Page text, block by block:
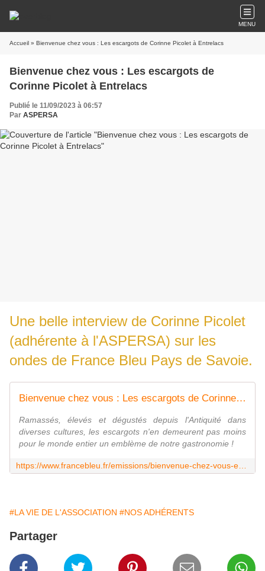
MENU
Accueil » Bienvenue chez vous : Les escargots de Corinne Picolet à Entrelacs
Bienvenue chez vous : Les escargots de
Corinne Picolet à Entrelacs
Publié le 11/09/2023 à 06:57
Par ASPERSA
Une belle interview de Corinne Picolet
(adhérente à l'ASPERSA) sur les
ondes de France Bleu Pays de Savoie.
Bienvenue chez vous : Les escargots de Corinne Picolet à Entrelacs
Ramassés, élevés et dégustés depuis l'Antiquité dans
diverses cultures, les escargots n'en demeurent pas moins
pour le monde entier un emblème de notre gastronomie !
#LA VIE DE L'ASSOCIATION #NOS ADHÉRENTS
Partager